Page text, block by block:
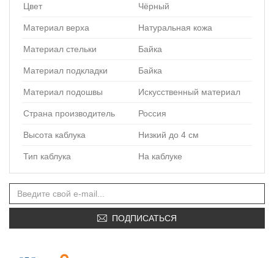
Цвет Чёрный
Материал верха Натуральная кожа
Материал стельки Байка
Материал подкладки Байка
Материал подошвы Искусственный материал
Страна производитель Россия
Высота каблука Низкий до 4 см
Тип каблука На каблуке
ПОДПИСАТЬСЯ